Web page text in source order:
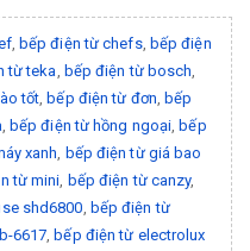
, bếp điện từ chefs, bếp điện
từ teka, bếp điện từ bosch,
tốt, bếp điện từ đơn, bếp
, bếp điện từ hồng ngoại, bếp
xanh, bếp điện từ giá bao
từ mini, bếp điện từ canzy,
shd6800, bếp điện từ
6617, bếp điện từ electrolux